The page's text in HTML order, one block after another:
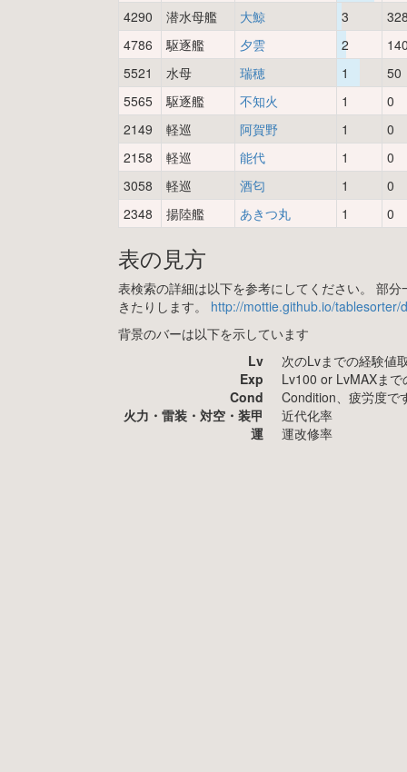
4290
潜水母艦 大鯨 3
4786
駆逐艦 夕雲 2
5521
水母 瑞穂 1
50
5565
駆逐艦 不知火 1
0
2149
軽巡 阿賀野 1
0
2158
軽巡 能代 1
0
3058
軽巡 酒匂 1
0
2348
揚陸艦 あきつ丸 1 0
表の見方
表検索の詳細は以下を参考にしてください。 部
きたりします。 http://mottie.github.io/
背景のバーは以下を示しています
Lv
次のLvまでの経験値
Exp
Lv100 or LvMAXま
Cond
Condition、疲労度で
火力・雷装・対空・装甲
近代化率
運
運改修率